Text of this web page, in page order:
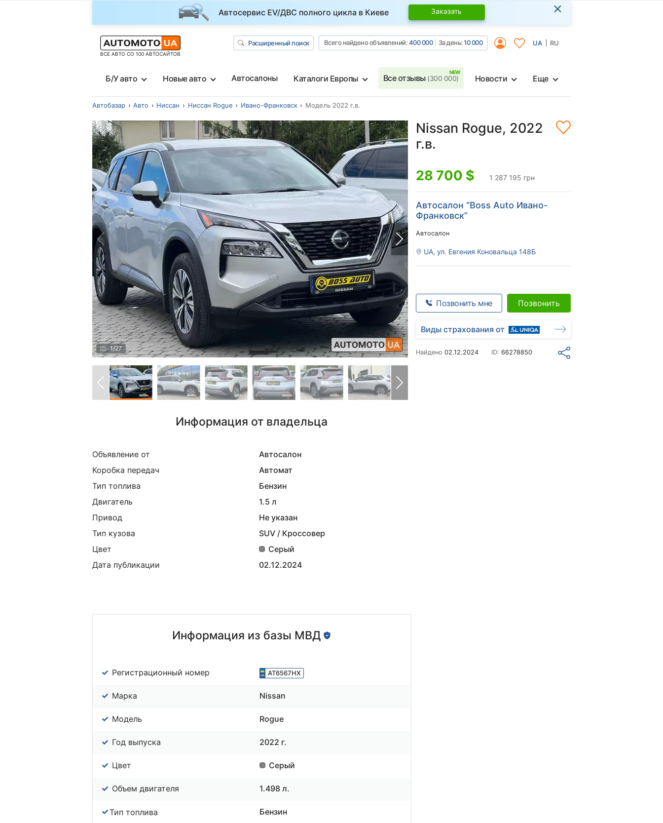
Автосервис EV/ДВС полного цикла в Киеве Заказать ×
ВСЕ АВТО СО 100 АВТОСАЙТОВ
Расширенный поиск Всего найдено объявлений:400 000 За день:10 000 UA RU
Б/У авто Новые авто Автосалоны Каталоги Европы Все отзывы (300 000) Новости Еще
Автобазар Авто Ниссан Ниссан Rogue Ивано-Франковск Модель 2022 г.в.
1 /27
Nissan Rogue, 2022
г.в.
28 700 $ 1 287 195 грн
Автосалон “Boss Auto Ивано-
Франковск”
Автосалон
UA, ул. Евгения Коновальца 148Б
Позвонить мне Позвонить
Виды страхования от
Найдено 02.12.2024 ID: 66278850
Информация от владельца
Объявление от
Автосалон
Коробка передач
Автомат
Тип топлива
Бензин
Двигатель
1.5 л
Привод
Не указан
Тип кузова
SUV / Кроссовер
Цвет
Серый
Дата публикации
02.12.2024
Информация из базы МВД
Регистрационный номер AT6567HX
Марка Nissan
Модель Rogue
Год выпуска 2022 г.
Цвет Серый
Объем двигателя 1.498 л.
Тип топлива Бензин